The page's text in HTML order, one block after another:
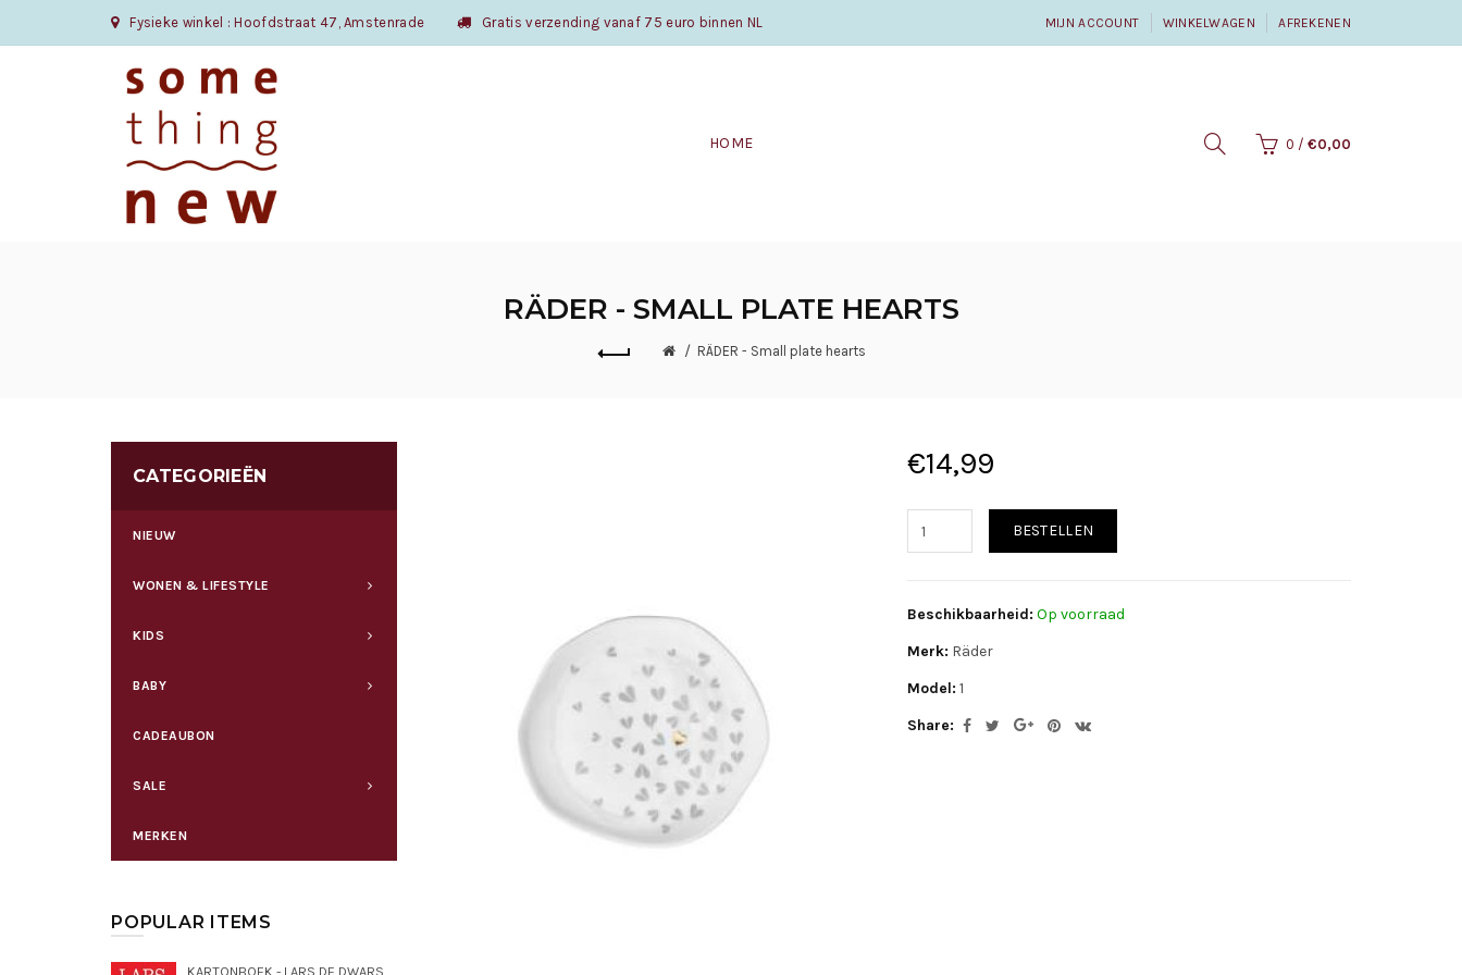
Fysieke winkel : Hoofdstraat 47, Amstenrade Gratis verzending vanaf 75 euro binnen NL MIJN ACCOUNT WINKELWAGEN AFREKENEN
HOME 0 / €0,00
RÄDER - SMALL PLATE HEARTS
RÄDER - Small plate hearts
CATEGORIEËN
NIEUW
WONEN & LIFESTYLE
KIDS
BABY
CADEAUBON
SALE
MERKEN
POPULAR ITEMS
KARTONBOEK - LARS DE DWARSE DROMEDARIS
€14,99
BESTELLEN
Beschikbaarheid: Op voorraad
Merk: Räder
Model: 1
Share: